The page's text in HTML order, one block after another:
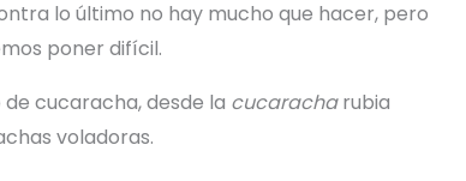
lo último no hay mucho que hacer, pero
poner difícil.
cucaracha, desde la cucaracharubia
voladoras.